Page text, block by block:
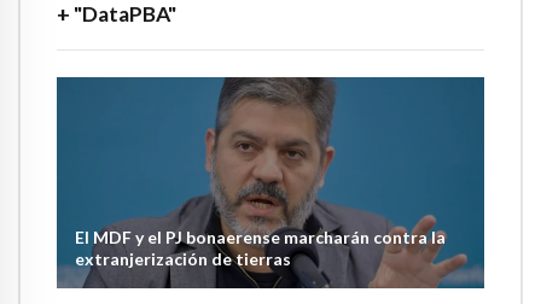
+ "DataPBA"
El MDF y el PJ bonaerense marcharán contra la
extranjerización de tierras